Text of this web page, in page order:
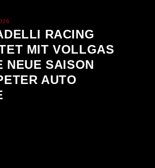
RACING
MIT VOLLGAS
NEUE SAISON
AUTO